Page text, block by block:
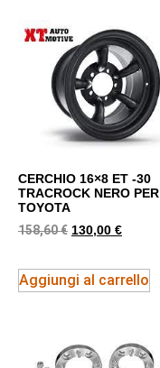
CERCHIO 16×8 ET -30
TRACROCK NERO PER
TOYOTA
158,60€ 130,00 €
Aggiungi al carrello